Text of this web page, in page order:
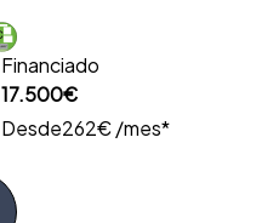
Financiado
17.500€
Desde262€ /mes*